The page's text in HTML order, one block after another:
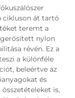
cikluson át tartó
teremt a
nylon
révén. Ez a
a különféle
beleértve az
és
is,